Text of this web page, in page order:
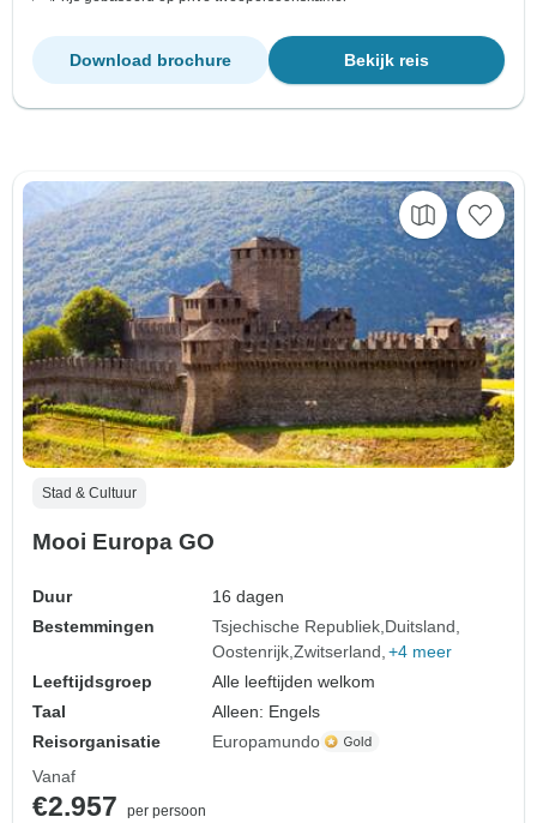
Bekijk reis
Download brochure
Stad & Cultuur
Mooi Europa GO
Duur
16 dagen
Bestemmingen
Tsjechische Republiek Duitsland
Oostenrijk Zwitserland +4 meer
Leeftijdsgroep
Alle leeftijden welkom
Taal
Alleen: Engels
Reisorganisatie
Europamundo
Vanaf
€2.957
per persoon